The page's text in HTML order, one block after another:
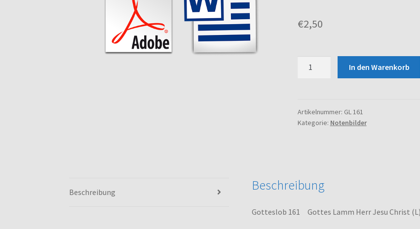
€2,50
Herr
Jesu
In den Warenkorb
Artikelnummer: GL 161
Kategorie: Notenbilder
Beschreibung Beschreibung
Gotteslob 161 Gottes Lamm Herr Jesu Christ (L)